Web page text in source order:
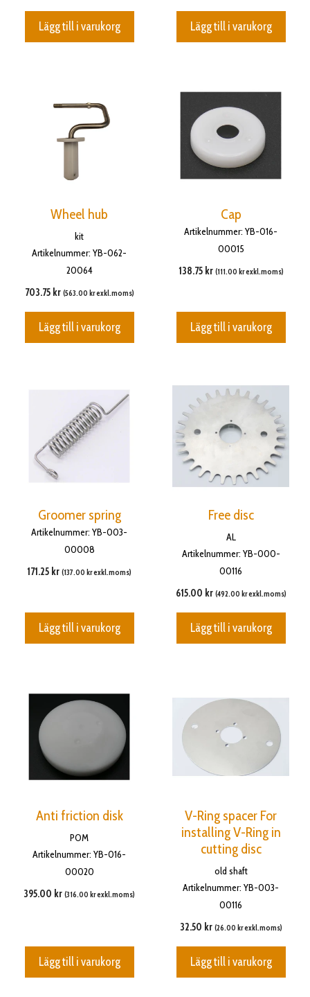
Lägg till i varukorg Lägg till i varukorg
Wheel hub
kit
Artikelnummer: YB-062-
20064
703.75 kr (563.00 krexkl.moms)
Lägg till i varukorg
Cap
Artikelnummer: YB-016-
00015
138.75 kr (111.00 krexkl.moms)
Lägg till i varukorg
Groomer spring
Artikelnummer: YB-003-
00008
171.25 kr (137.00 krexkl.moms)
Lägg till i varukorg
Free disc
AL
Artikelnummer: YB-000-
00116
615.00 kr (492.00 krexkl.moms)
Lägg till i varukorg
Anti friction disk
POM
Artikelnummer: YB-016-
00020
395.00 kr (316.00 krexkl.moms)
Lägg till i varukorg
V-Ring spacer For
installing V-Ring in
cutting disc
old shaft
Artikelnummer: YB-003-
00116
32.50 kr (26.00 krexkl.moms)
Lägg till i varukorg